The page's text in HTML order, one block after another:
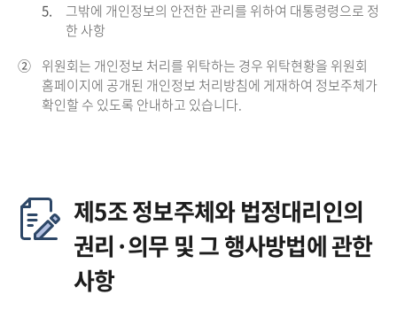
5.
그밖에 개인정보의 안전한 관리를 위하여 대통령령으로 정
한 사항
② 위원회는 개인정보 처리를 위탁하는 경우 위탁현황을 위원회
홈페이지에 공개된 개인정보 처리방침에 게재하여 정보주체가
확인할 수 있도록 안내하고 있습니다.
제5조 정보주체와 법정대리인의
권리·의무 및 그 행사방법에 관한
사항